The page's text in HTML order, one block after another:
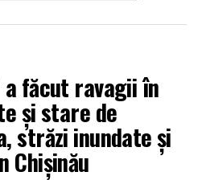
a făcut ravagii în
și stare de
străzi inundate și
Chișinău